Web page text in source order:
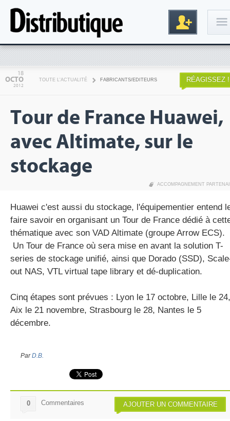
gratuite
18
OCTO
2012
TOUTE L'ACTUALITÉ FABRICANTS/EDITEURS RÉAGISSEZ !
Tour de France Huawei,
avec Altimate, sur le
stockage
ACCOMPAGNEMENT
Huawei c'est aussi du stockage, l'équipementier entend
faire savoir en organisant un Tour de France dédié à
thématique avec son VAD Altimate (groupe Arrow ECS).
Un Tour de France où sera mise en avant la solution T-
series de stockage unifié, ainsi que Dorado (SSD),
out NAS, VTL virtual tape library et dé-duplication.
Cinq étapes sont prévues : Lyon le 17 octobre, Lille le 24,
Aix le 21 novembre, Strasbourg le 28, Nantes le 5
décembre.
ParD.B.
AJOUTER UN COMMENTAIRE
0 Commentaires